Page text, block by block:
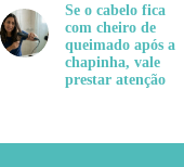
Se o cabelo fica
com cheiro de
queimado após a
chapinha, vale
prestar atenção